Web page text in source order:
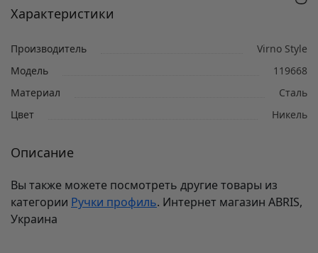
Характеристики
Производитель
Virno Style
Модель
119668
Материал
Сталь
Цвет
Никель
Описание
Вы также можете посмотреть другие товары из
категории Ручки профиль. Интернет магазин ABRIS,
Украина